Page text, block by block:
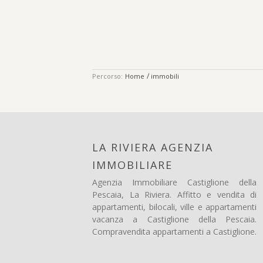
Percorso: Home / immobili
LA RIVIERA AGENZIA
IMMOBILIARE
Agenzia Immobiliare Castiglione della
Pescaia, La Riviera. Affitto e vendita di
appartamenti, bilocali, ville e appartamenti
vacanza a Castiglione della Pescaia.
Compravendita appartamenti a Castiglione.